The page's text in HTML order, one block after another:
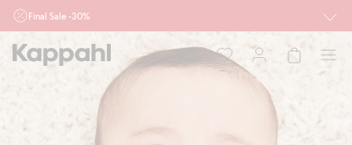
Final Sale -30%
działu outlet do 10.8 w sklepach Kappahl i Newbie oraz na kappahl.com. Ofert
nie łączymy
Kobieta Mężczyzna
Niemowlę